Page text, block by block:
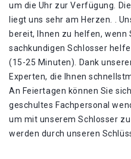
um die Uhr zur Verfügung.
liegt uns sehr am Herzen. .
bereit, Ihnen zu helfen, wenn
sachkundigen Schlosser
(15-25 Minuten). Dank
Experten, die Ihnen
An Feiertagen können Sie
geschultes Fachpersonal
um mit unserem Schlosser
werden durch unseren